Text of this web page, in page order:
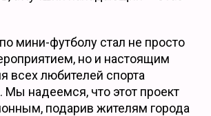
мини-футболу стал не просто
но и настоящим
всех любителей спорта
надеемся, что этот проект
подарив жителям города